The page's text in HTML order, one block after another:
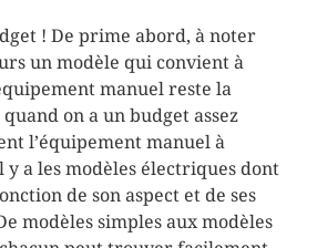
! De prime abord, à noter
un modèle qui convient à
manuel reste la
on a un budget assez
l’équipement manuel à
a les modèles électriques dont
de son aspect et de ses
modèles simples aux modèles